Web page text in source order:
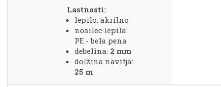
Lastnosti:
lepilo: akrilno
nosilec lepila:
PE - bela pena
debelina: 2 mm
dolžina navitja:
25 m